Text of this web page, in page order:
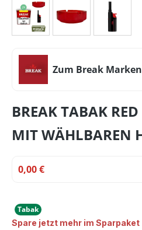
Zum Break
BREAK TABAK
MIT WÄHLBAREN
0,00 €
Tabak
Spare jetzt mehr im Sparpaket